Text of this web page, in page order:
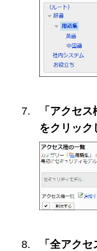
「アクセ
をクリック
「全アク